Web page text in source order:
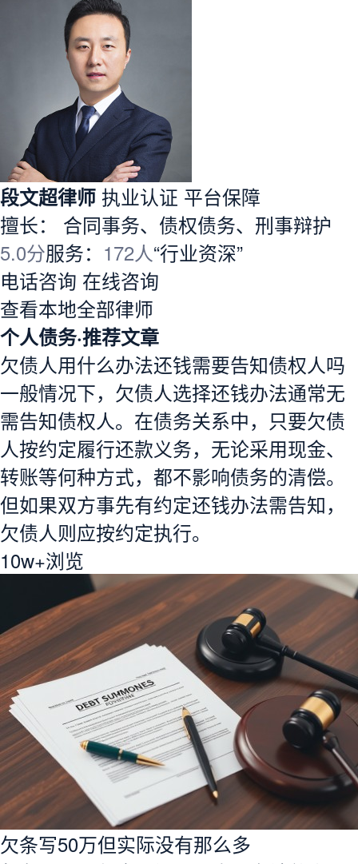
段文超律师 执业认证 平台保障
擅长： 合同事务、债权债务、刑事辩护
5.0分服务： 172人“行业资深”
电话咨询 在线咨询
查看本地全部律师
个人债务·推荐文章
欠债人用什么办法还钱需要告知债权人吗
一般情况下，欠债人选择还钱办法通常无
需告知债权人。在债务关系中，只要欠债
人按约定履行还款义务，无论采用现金、
转账等何种方式，都不影响债务的清偿。
但如果双方事先有约定还钱办法需告知，
欠债人则应按约定执行。
10w+浏览
欠条写50万但实际没有那么多